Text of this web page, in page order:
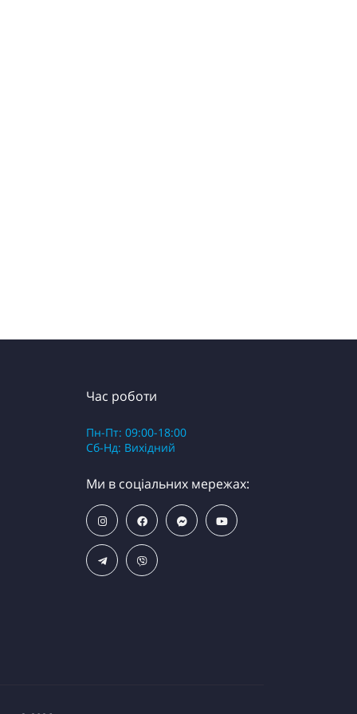
Час роботи
Пн-Пт: 09:00-18:00
Сб-Нд: Вихідний
Ми в соціальних мережах: